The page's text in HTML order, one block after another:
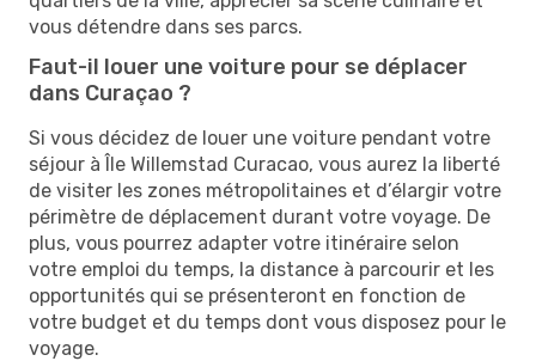
vous détendre dans ses parcs.
Faut-il louer une voiture pour se déplacer
dans Curaçao ?
Si vous décidez de louer une voiture pendant votre
séjour à Île Willemstad Curacao, vous aurez la liberté
de visiter les zones métropolitaines et d’élargir votre
périmètre de déplacement durant votre voyage. De
plus, vous pourrez adapter votre itinéraire selon
votre emploi du temps, la distance à parcourir et les
opportunités qui se présenteront en fonction de
votre budget et du temps dont vous disposez pour le
voyage.